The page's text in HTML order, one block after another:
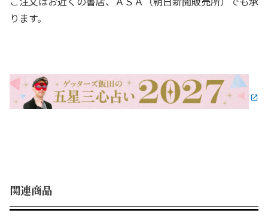
＞＞開運するには「理由」があります。
情報量
☆ 家族、恋人、友達、同僚、推し……じつは全員占えま
す
☆ そして、12秒に1冊売れてる!!（※1）
ります。
関連商品